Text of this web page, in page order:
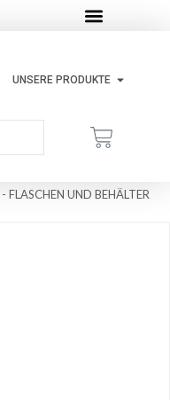
UNSERE PRODUKTE
- FLASCHEN UND BEHÄLTER